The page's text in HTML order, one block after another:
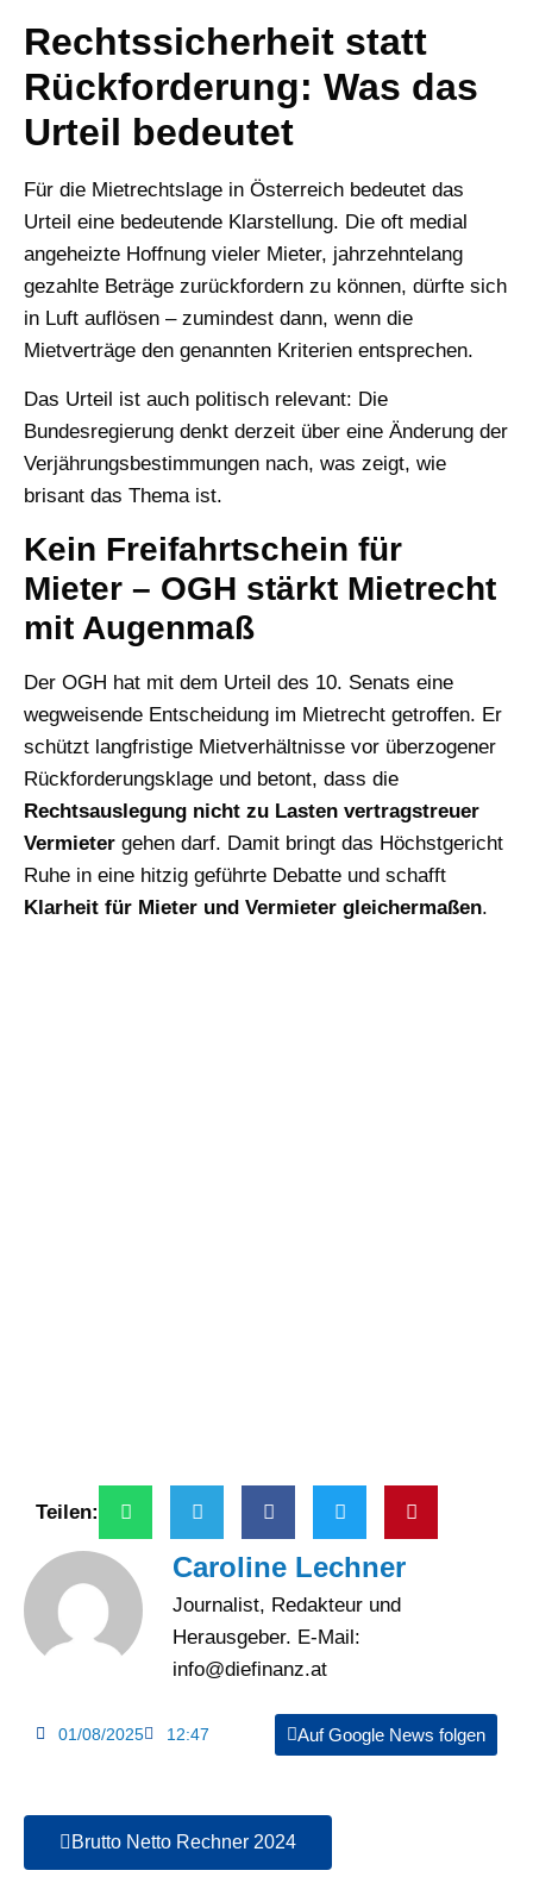
Rechtssicherheit statt
Rückforderung: Was das
Urteil bedeutet
Für die Mietrechtslage in Österreich bedeutet das
Urteil eine bedeutende Klarstellung. Die oft medial
angeheizte Hoffnung vieler Mieter, jahrzehntelang
gezahlte Beträge zurückfordern zu können, dürfte sich
in Luft auflösen – zumindest dann, wenn die
Mietverträge den genannten Kriterien entsprechen.
Das Urteil ist auch politisch relevant: Die
Bundesregierung denkt derzeit über eine Änderung der
Verjährungsbestimmungen nach, was zeigt, wie
brisant das Thema ist.
Kein Freifahrtschein für
Mieter – OGH stärkt Mietrecht
mit Augenmaß
Der OGH hat mit dem Urteil des 10. Senats eine
wegweisende Entscheidung im Mietrecht getroffen. Er
schützt langfristige Mietverhältnisse vor überzogener
Rückforderungsklage und betont, dass die
Rechtsauslegung nicht zu Lasten vertragstreuer
Vermieter gehen darf. Damit bringt das Höchstgericht
Ruhe in eine hitzig geführte Debatte und schafft
Klarheit für Mieter und Vermieter gleichermaßen.
Teilen:
Caroline Lechner
Journalist, Redakteur und
Herausgeber. E-Mail:
info@diefinanz.at
01/08/2025 12:47 Auf Google News folgen
Brutto Netto Rechner 2024